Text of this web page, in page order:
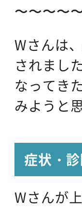
〜〜〜〜
Wさんは
されまし
なってき
みようと
症状・
Wさんが